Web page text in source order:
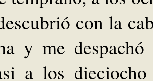
con la
y me
a los